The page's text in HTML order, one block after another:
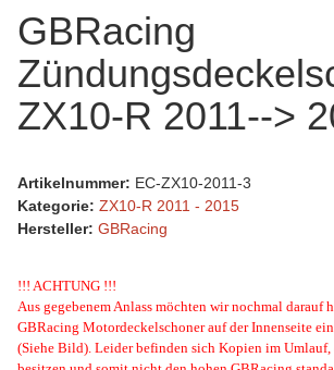
GBRacing
ZX10-R 2011-->
Artikelnummer: EC-ZX10-2011-3
Kategorie: ZX10-R 2011 - 2015
Hersteller: GBRacing
!!! ACHTUNG !!!
Aus gegebenem Anlass möchten wir nochmal darauf
GBRacing Motordeckelschoner auf der Innenseite
(Siehe Bild). Leider befinden sich Kopien im